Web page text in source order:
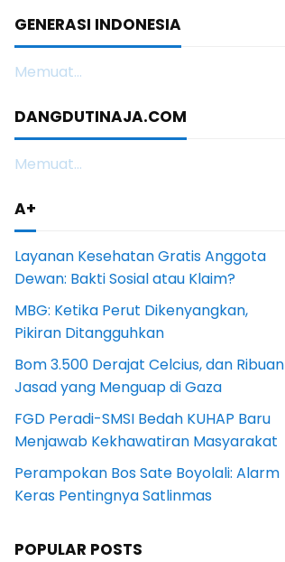
GENERASI INDONESIA
Memuat...
DANGDUTINAJA.COM
Memuat...
A+
Layanan Kesehatan Gratis Anggota
Dewan: Bakti Sosial atau Klaim?
MBG: Ketika Perut Dikenyangkan,
Pikiran Ditangguhkan
Bom 3.500 Derajat Celcius, dan Ribuan
Jasad yang Menguap di Gaza
FGD Peradi-SMSI Bedah KUHAP Baru
Menjawab Kekhawatiran Masyarakat
Perampokan Bos Sate Boyolali: Alarm
Keras Pentingnya Satlinmas
POPULAR POSTS